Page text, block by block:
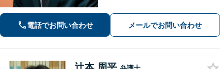
ュニケーションを大切にし、お悩みに
真摯に寄り添います。どんな些細なこ
とでもまずはお気軽にご相談くださ
い。
電話でお問い合わせ メールでお問い合わせ